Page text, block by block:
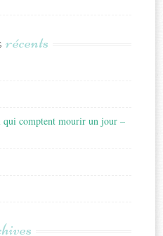
récents
comptent mourir un jour –